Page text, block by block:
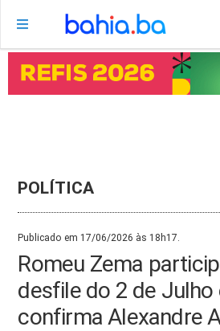
POLÍTICA
Publicado em 17/06/2026 às 18h17.
Romeu Zema
desfile do 2 de Julho
confirma Alexandre